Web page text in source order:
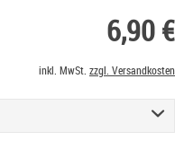
6,90 €
inkl. MwSt. zzgl. Versandkosten